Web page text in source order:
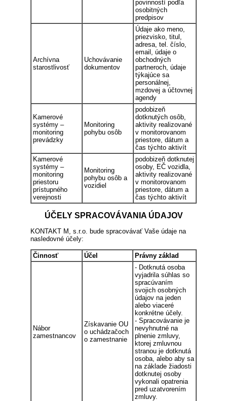
povinností podľa
osobitných
predpisov
Archívna
starostlivosť
Uchovávanie
dokumentov
Údaje ako meno,
priezvisko, titul,
adresa, tel. číslo,
email, údaje o
obchodných
partneroch, údaje
týkajúce sa
personálnej,
mzdovej a účtovnej
agendy
Kamerové
systémy –
monitoring
prevádzky
Monitoring
pohybu osôb
podobizeň
dotknutých osôb,
aktivity realizované
v monitorovanom
priestore, dátum a
čas týchto aktivít
Kamerové
systémy –
monitoring
priestoru
prístupného
verejnosti
Monitoring
pohybu osôb a
vozidiel
podobizeň dotknutej
osoby, EČ vozidla,
aktivity realizované
v monitorovanom
priestore, dátum a
čas týchto aktivít
ÚČELY SPRACOVÁVANIA ÚDAJOV
KONTAKT M, s.r.o. bude spracovávať Vaše údaje na
nasledovné účely:
Činnosť Účel Právny základ
Nábor
zamestnancov
Získavanie OU
o uchádzačoch
o zamestnanie
- Dotknutá osoba
vyjadrila súhlas so
spracúvaním
svojich osobných
údajov na jeden
alebo viaceré
konkrétne účely.
- Spracovávanie je
nevyhnutné na
plnenie zmluvy,
ktorej zmluvnou
stranou je dotknutá
osoba, alebo aby sa
na základe žiadosti
dotknutej osoby
vykonali opatrenia
pred uzatvorením
zmluvy.